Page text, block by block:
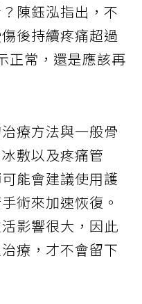
陳鈺泓指出，不
後持續疼痛超過
正常，還是應該再
療方法與一般骨
敷以及疼痛管
能會建議使用護
術來加速恢復。
影響很大，因此
療，才不會留下